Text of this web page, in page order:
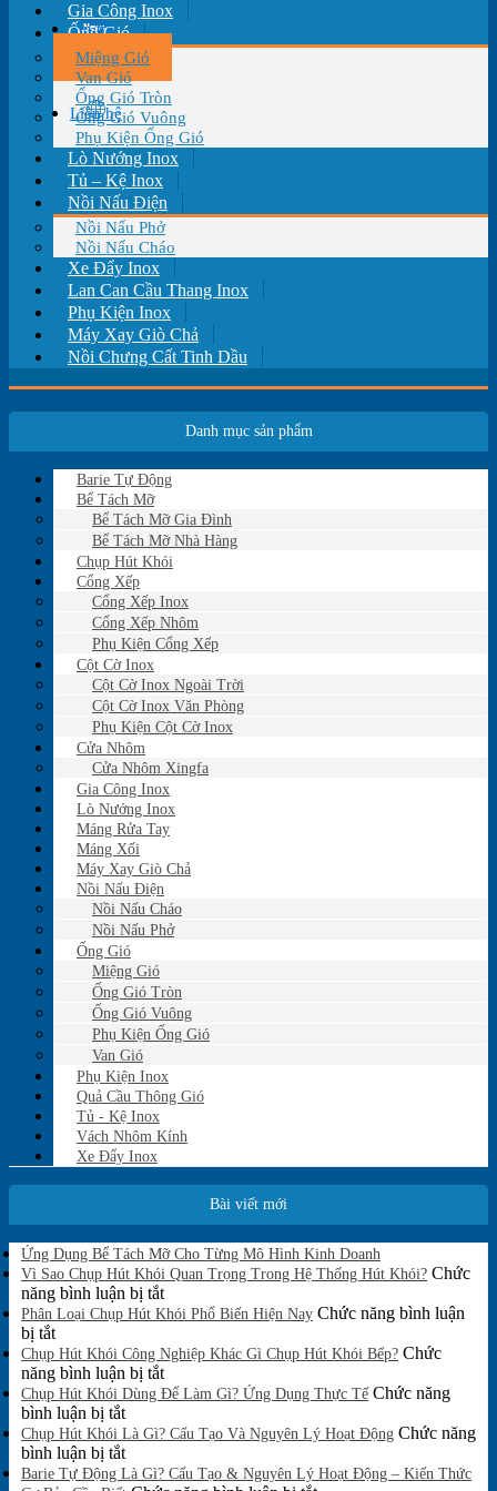
Tin tức
Liên hệ
Gia Công Inox
Ống Gió
Miệng Gió
Van Gió
Ống Gió Tròn
Ống Gió Vuông
Phụ Kiện Ống Gió
Lò Nướng Inox
Tủ – Kệ Inox
Nồi Nấu Điện
Nồi Nấu Phở
Nồi Nấu Cháo
Xe Đẩy Inox
Lan Can Cầu Thang Inox
Phụ Kiện Inox
Máy Xay Giò Chả
Nồi Chưng Cất Tinh Dầu
Danh mục sản phẩm
Barie Tự Động
Bể Tách Mỡ
Bể Tách Mỡ Gia Đình
Bể Tách Mỡ Nhà Hàng
Chụp Hút Khói
Cổng Xếp
Cổng Xếp Inox
Cổng Xếp Nhôm
Phụ Kiện Cổng Xếp
Cột Cờ Inox
Cột Cờ Inox Ngoài Trời
Cột Cờ Inox Văn Phòng
Phụ Kiện Cột Cờ Inox
Cửa Nhôm
Cửa Nhôm Xingfa
Gia Công Inox
Lò Nướng Inox
Máng Rửa Tay
Máng Xối
Máy Xay Giò Chả
Nồi Nấu Điện
Nồi Nấu Cháo
Nồi Nấu Phở
Ống Gió
Miệng Gió
Ống Gió Tròn
Ống Gió Vuông
Phụ Kiện Ống Gió
Van Gió
Phụ Kiện Inox
Quả Cầu Thông Gió
Tủ - Kệ Inox
Vách Nhôm Kính
Xe Đẩy Inox
Bài viết mới
Ứng Dụng Bể Tách Mỡ Cho Từng Mô Hình Kinh Doanh
có
bình
luận
ở
Dụng
Tách
Cho
Từng
Hình
Vì Sao Chụp Hút Khói Quan Trọng Trong Hệ Thống Hút Khói? Chức
năng bình luận bị tắtở
Vì
Chụp
Hút
Khói
Trọng
Hệ
Phân Loại Chụp Hút Khói Phổ Biến Hiện Nay Chức năng bình luận
bị tắtở
Phân
Loại
Chụp
Hút
Khói
Phổ
Biến
Chụp Hút Khói Công Nghiệp Khác Gì Chụp Hút Khói Bếp? Chức
năng bình luận bị tắtở
Chụp
Khói
Nghiệp
Chụp Hút Khói Dùng Để Làm Gì? Ứng Dụng Thực Tế Chức năng
bình luận bị tắtở
Chụp
Hút
Khói
Chụp Hút Khói Là Gì? Cấu Tạo Và Nguyên Lý Hoạt Động Chức năng
bình luận bị tắtở
Chụp
Barie Tự Động Là Gì? Cấu Tạo & Nguyên Lý Hoạt Động – Kiến Thức